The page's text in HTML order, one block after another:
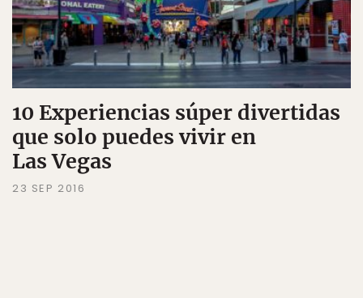
10 Experiencias súper divertidas
que solo puedes vivir en
Las Vegas
23 SEP 2016